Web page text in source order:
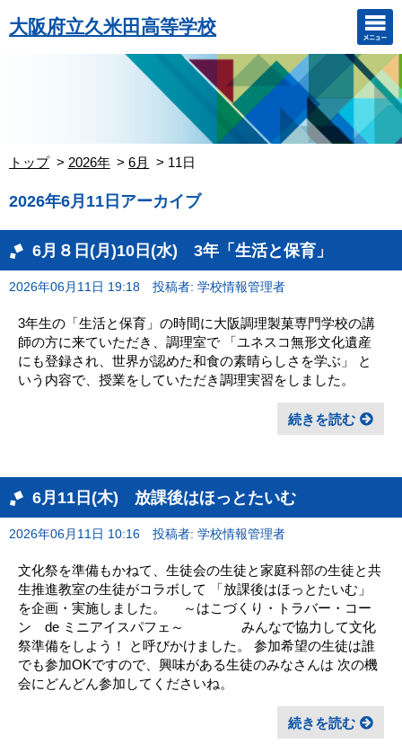
大阪府立久米田高等学校
トップ 2026年 6月 11日
2026年6月11日アーカイブ
6月８日(月)10日(水) 3年「生活と保育」
2026年06月11日 19:18 投稿者: 学校情報管理者
3年生の「生活と保育」の時間に大阪調理製菓専門学校の講
師の方に来ていただき、調理室で 「ユネスコ無形文化遺産
にも登録され、世界が認めた和食の素晴らしさを学ぶ」 と
いう内容で、授業をしていただき調理実習をしました。
続きを読む
6月11日(木) 放課後はほっとたいむ
2026年06月11日 10:16 投稿者: 学校情報管理者
文化祭を準備もかねて、生徒会の生徒と家庭科部の生徒と共
生推進教室の生徒がコラボして 「放課後はほっとたいむ」
を企画・実施しました。 ～はこづくり・トラバー・コー
ン de ミニアイスパフェ～ みんなで協力して文化
祭準備をしよう！ と呼びかけました。 参加希望の生徒は誰
でも参加OKですので、興味がある生徒のみなさんは 次の機
会にどんどん参加してくださいね。
続きを読む